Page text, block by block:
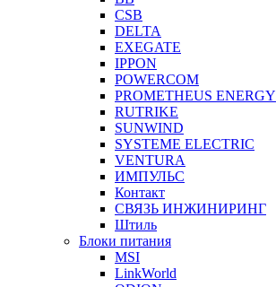
CSB
DELTA
EXEGATE
IPPON
POWERCOM
PROMETHEUS ENERGY
RUTRIKE
SUNWIND
SYSTEME ELECTRIC
VENTURA
ИМПУЛЬС
Контакт
СВЯЗЬ ИНЖИНИРИНГ
Штиль
Блоки питания
MSI
LinkWorld